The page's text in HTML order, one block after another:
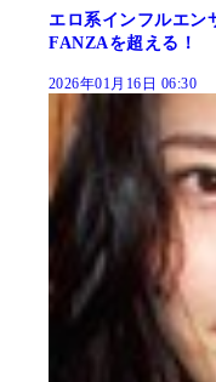
エロ系インフルエ
FANZAを超える！
2026年01月16日 06:30